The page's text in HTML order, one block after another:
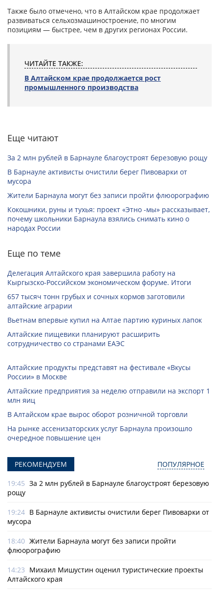
Также было отмечено, что в Алтайском крае продолжает
развиваться сельхозмашиностроение, по многим
позициям — быстрее, чем в других регионах России.
ЧИТАЙТЕ ТАКЖЕ:
В Алтайском крае продолжается рост
промышленного производства
Еще читают
За 2 млн рублей в Барнауле благоустроят березовую рощу
В Барнауле активисты очистили берег Пивоварки от
мусора
Жители Барнаула могут без записи пройти флюорографию
Кокошники, руны и тухья: проект «Этно -мы» рассказывает,
почему школьники Барнаула взялись снимать кино о
народах России
Еще по теме
Делегация Алтайского края завершила работу на
Кыргызско-Российском экономическом форуме. Итоги
657 тысяч тонн грубых и сочных кормов заготовили
алтайские аграрии
Вьетнам впервые купил на Алтае партию куриных лапок
Алтайские пищевики планируют расширить
сотрудничество со странами ЕАЭС
Алтайские продукты представят на фестивале «Вкусы
России» в Москве
Алтайские предприятия за неделю отправили на экспорт 1
млн яиц
В Алтайском крае вырос оборот розничной торговли
На рынке ассенизаторских услуг Барнаула произошло
очередное повышение цен
РЕКОМЕНДУЕМ ПОПУЛЯРНОЕ
19:45 За 2 млн рублей в Барнауле благоустроят березовую
рощу
19:24 В Барнауле активисты очистили берег Пивоварки от
мусора
18:40 Жители Барнаула могут без записи пройти
флюорографию
14:23 Михаил Мишустин оценил туристические проекты
Алтайского края